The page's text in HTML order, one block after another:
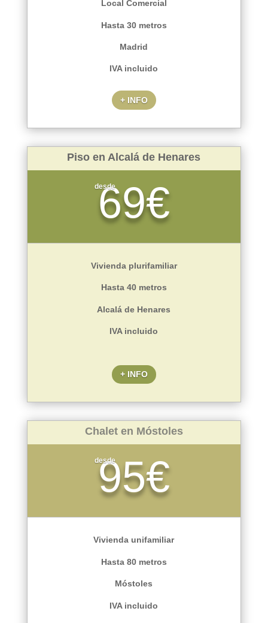
Local Comercial
Hasta 30 metros
Madrid
IVA incluido
+ INFO
Piso en Alcalá de Henares
desde
69€
Vivienda plurifamiliar
Hasta 40 metros
Alcalá de Henares
IVA incluido
+ INFO
Chalet en Móstoles
desde
95€
Vivienda unifamiliar
Hasta 80 metros
Móstoles
IVA incluido